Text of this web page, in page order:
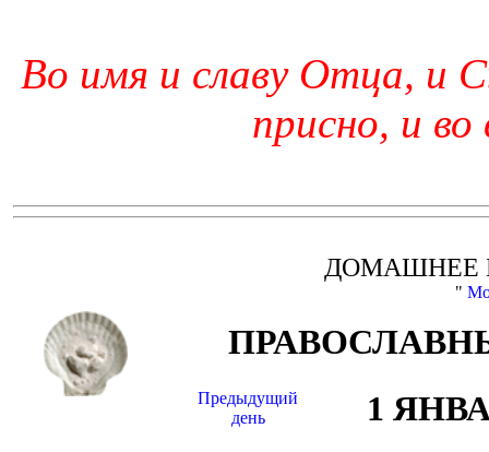
Во имя и славу Отца, и
присно, и во
ДОМАШНЕЕ
"
Предыдущий
день
1